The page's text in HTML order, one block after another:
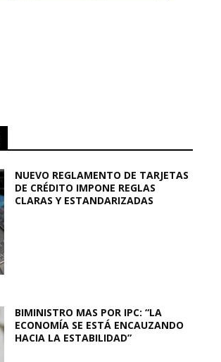
NUEVO REGLAMENTO DE TARJETAS
DE CRÉDITO IMPONE REGLAS
CLARAS Y ESTANDARIZADAS
BIMINISTRO MAS POR IPC: “LA
ECONOMÍA SE ESTÁ ENCAUZANDO
HACIA LA ESTABILIDAD”